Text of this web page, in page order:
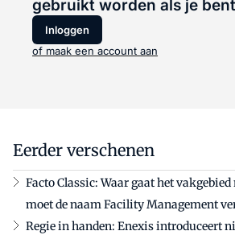
gebruikt worden als je
Inloggen
of maak een account aan
Eerder verschenen
Facto Classic: Waar gaat het
moet de naam Facility Management
Regie in handen: Enexis introduceert